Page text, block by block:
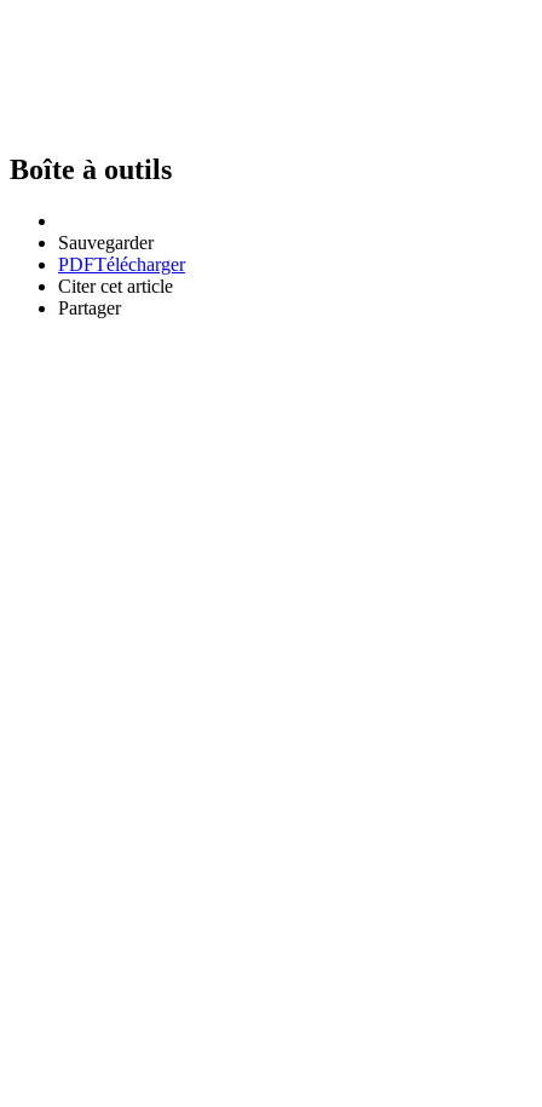
Boîte à outils
Sauvegarder
PDFTélécharger
Citer cet article
Partager